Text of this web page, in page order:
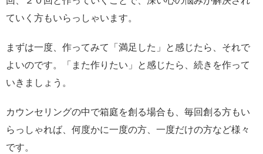
ていく方もいらっしゃいます。
まずは一度、作ってみて「満足した」と感じたら、それで
よいのです。「また作りたい」と感じたら、続きを作って
いきましょう。
カウンセリングの中で箱庭を創る場合も、毎回創る方もい
らっしゃれば、何度かに一度の方、一度だけの方など様々
です。